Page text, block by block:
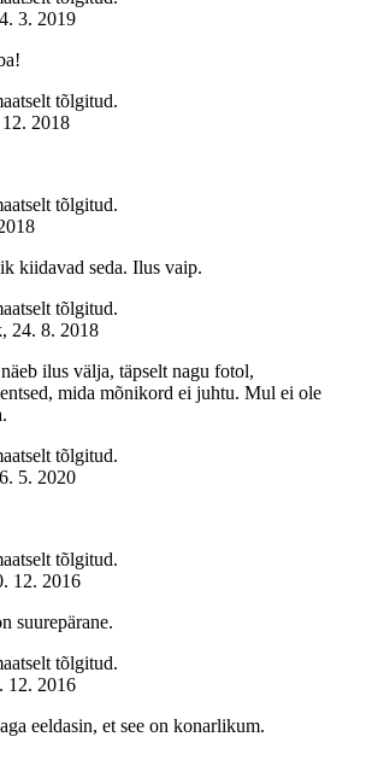
3. 2019
tõlgitud.
2018
tõlgitud.
kiidavad seda. Ilus vaip.
tõlgitud.
, 24. 8. 2018
ilus välja, täpselt nagu fotol,
mida mõnikord ei juhtu. Mul ei ole
tõlgitud.
6. 5. 2020
tõlgitud.
12. 2016
suurepärane.
tõlgitud.
12. 2016
eeldasin, et see on konarlikum.